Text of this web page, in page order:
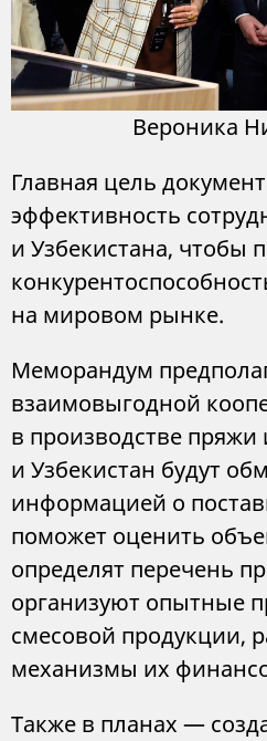
Вероника
Главная цель
эффективность
и Узбекистана, чтобы
на мировом рынке.
Меморандум
взаимовыгодной
в производстве пряжи
и Узбекистан будут
информацией о
поможет оценить
определят перечень
организуют опытные
смесовой продукции,
механизмы их
Также в планах —